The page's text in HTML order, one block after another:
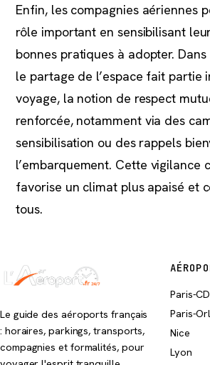
Enfin, les compagnies aériennes
rôle important en sensibilisant
bonnes pratiques à adopter.
le partage de l’espace fait partie
voyage, la notion de respect
renforcée, notamment via des
sensibilisation ou des rappels
l’embarquement. Cette vigilance
favorise un climat plus apaisé et
tous.
Le guide des aéroports français
: horaires, parkings, transports,
compagnies et formalités, pour
Paris-
Paris-
Nice
Lyon